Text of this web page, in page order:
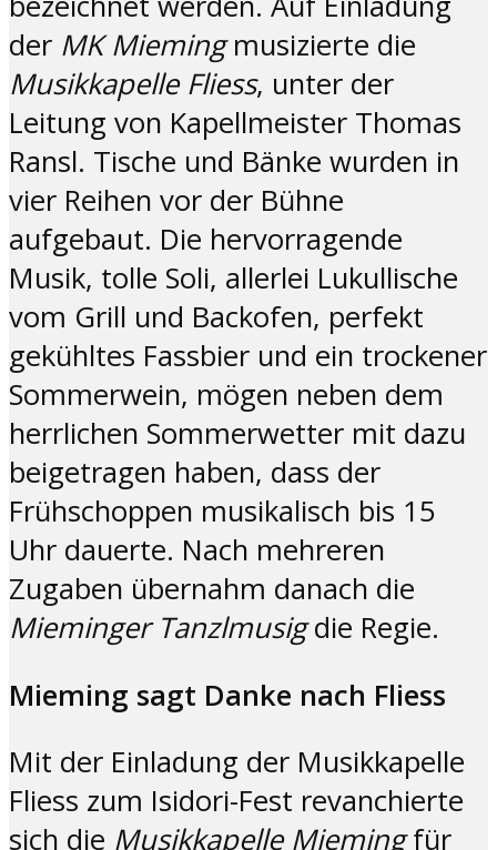
der MK Miemingmusizierte die
Musikkapelle Fliess, unter der
Leitung von Kapellmeister Thomas
Ransl. Tische und Bänke wurden in
vier Reihen vor der Bühne
aufgebaut. Die hervorragende
Musik, tolle Soli, allerlei Lukullische
vom Grill und Backofen, perfekt
gekühltes Fassbier und ein trockener
Sommerwein, mögen neben dem
herrlichen Sommerwetter mit dazu
beigetragen haben, dass der
Frühschoppen musikalisch bis 15
Uhr dauerte. Nach mehreren
Zugaben übernahm danach die
Mieminger Tanzlmusigdie Regie.
Mieming sagt Danke nach Fliess
Mit der Einladung der Musikkapelle
Fliess zum Isidori-Fest revanchierte
sich die Musikkapelle Miemingfür